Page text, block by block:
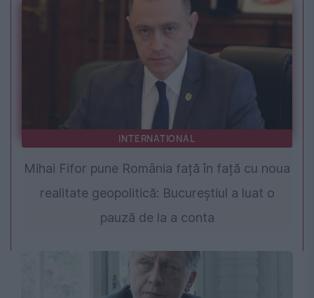
INTERNATIONAL
Mihai Fifor pune România față în față cu noua
realitate geopolitică: Bucureștiul a luat o
pauză de la a conta